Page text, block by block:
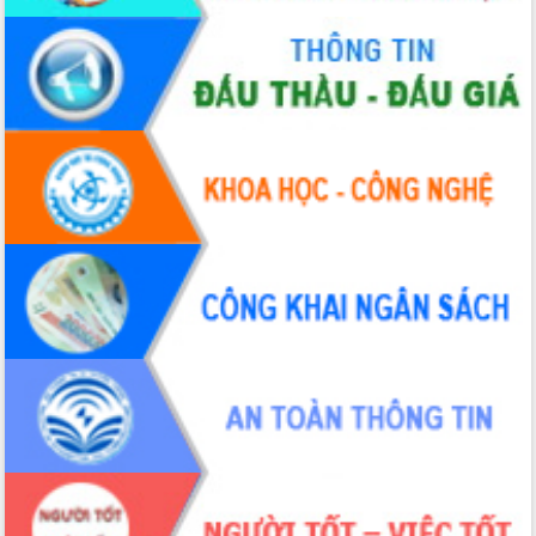
hiện nhiệm vụ quản lý tài sản công
hàng tuần
Tháo gỡ những vướng mắc, đẩy mạnh
công tác cải cách thủ tục hành chính
tại Trung tâm Phục vụ hành chính
công tỉnh
Đắk Lắk: Tôn vinh 46 giải pháp tại Hội
thi Sáng tạo Kỹ thuật 2024 - 2025
Đắk Lắk rà soát, điều chỉnh Đề án 190
về phát triển nuôi trồng thủy sản
Phó Chủ tịch UBND tỉnh Đắk Lắk
Trương Công Thái kiểm tra thực địa
Dự án cao tốc Khánh Hòa - Buôn Ma
Thuột
Định vị cà phê Việt Nam như một “di
sản sống” trong dòng chảy toàn cầu
Xây dựng nông thôn mới: Nâng cao đời
sống người dân từ những mô hình thiết
thực
Quyết liệt tháo gỡ vướng mắc, đẩy